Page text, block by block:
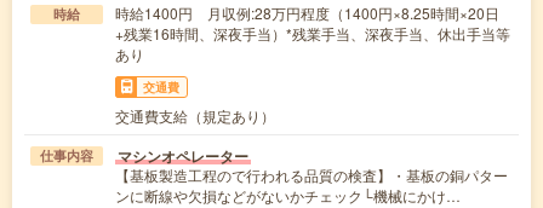
時給
時給1400円 月収例:28万円程度（1400円×8.25時間×20日
+残業16時間、深夜手当）*残業手当、深夜手当、休出手当等
あり
交通費
交通費支給（規定あり）
仕事内容 マシンオペレーター
【基板製造工程ので行われる品質の検査】・基板の銅パター
ンに断線や欠損などがないかチェック└機械にかけ…